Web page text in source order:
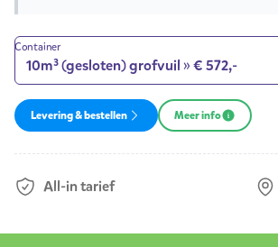
Container
Levering & bestellen Meer info
All-in tarief